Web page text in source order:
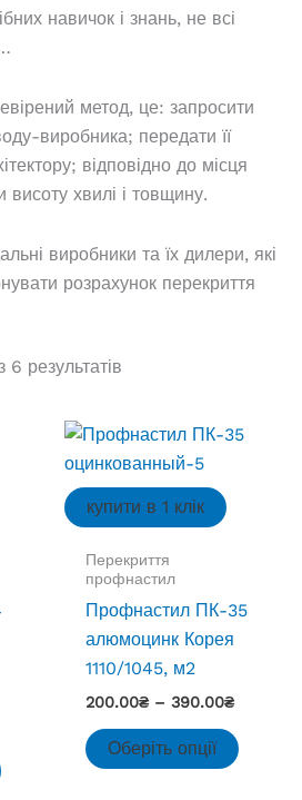
навичок і знань, не всі
метод, це: запросити
виробника; передати її
відповідно до місця
висоту хвилі і товщину.
виробники та їх дилери, які
розрахунок перекриття
6 результатів
купити в 1 клік
Перекриття
профнастил
Профнастил ПК-35
алюмоцинк Корея
1110/1045, м2
200.00₴ – 390.00₴Діапазон
від
200.00₴
Оберіть опції
товар